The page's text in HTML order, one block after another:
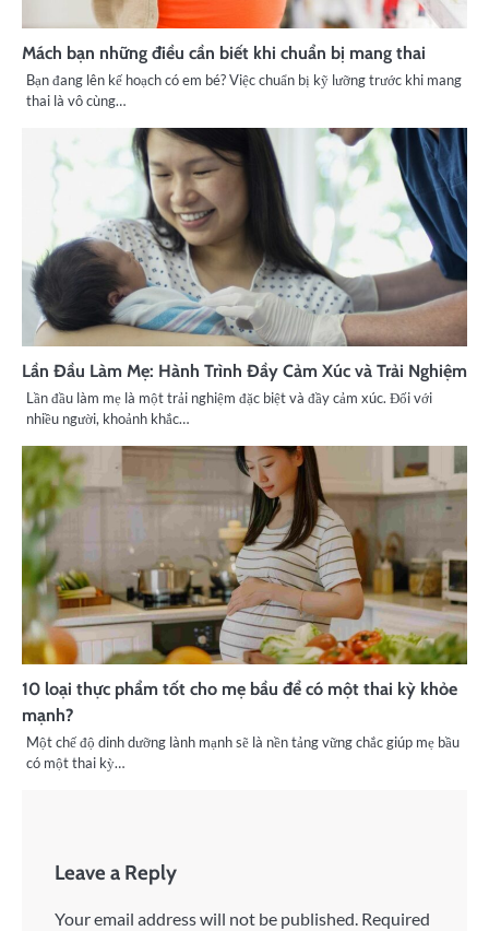
Mách bạn những điều cần biết khi chuẩn bị mang thai
Bạn đang lên kế hoạch có em bé? Việc chuẩn bị kỹ lưỡng trước khi mang
thai là vô cùng…
Lần Đầu Làm Mẹ: Hành Trình Đầy Cảm Xúc và Trải Nghiệm
Lần đầu làm mẹ là một trải nghiệm đặc biệt và đầy cảm xúc. Đối với
nhiều người, khoảnh khắc…
10 loại thực phẩm tốt cho mẹ bầu để có một thai kỳ khỏe
mạnh?
Một chế độ dinh dưỡng lành mạnh sẽ là nền tảng vững chắc giúp mẹ bầu
có một thai kỳ…
Leave a Reply
Your email address will not be published. Required